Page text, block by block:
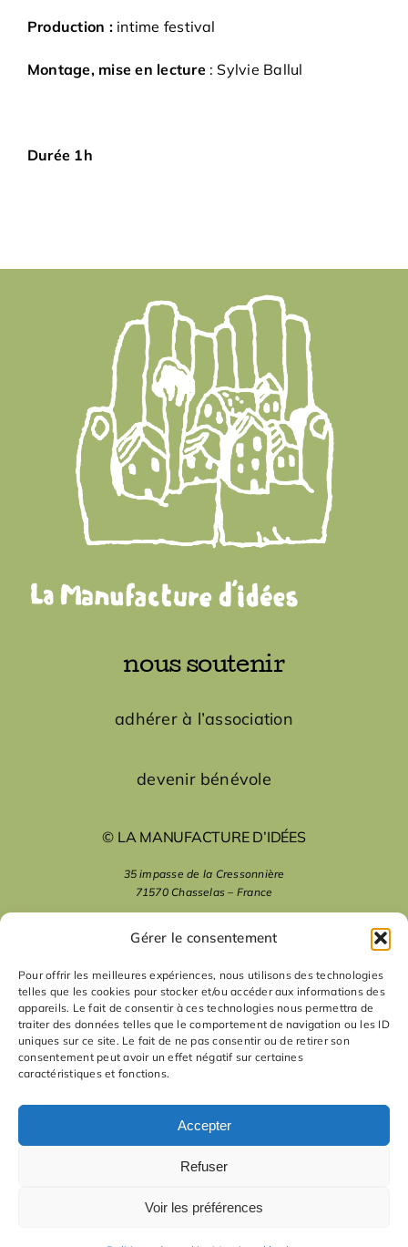
Gérer le consentement
Pour offrir les meilleures expériences, nous utilisons des technologies
telles que les cookies pour stocker et/ou accéder aux informations des
appareils. Le fait de consentir à ces technologies nous permettra de
traiter des données telles que le comportement de navigation ou les ID
uniques sur ce site. Le fait de ne pas consentir ou de retirer son
consentement peut avoir un effet négatif sur certaines
caractéristiques et fonctions.
Accepter
Refuser
Voir les préférences
Production : intime festival
Montage, mise en lecture : Sylvie Ballul
Durée 1h
nous soutenir
adhérer à l’association
devenir bénévole
© LA MANUFACTURE D’IDÉES
35 impasse de la Cressonnière
71570 Chasselas – France
mentions légales
nous suivre
nous contacter